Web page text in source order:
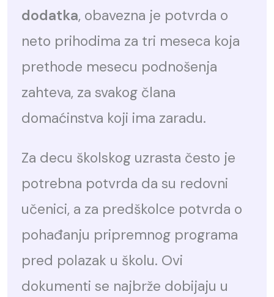
dodatka, obavezna je potvrda o
neto prihodima za tri meseca koja
prethode mesecu podnošenja
zahteva, za svakog člana
domaćinstva koji ima zaradu.
Za decu školskog uzrasta često je
potrebna potvrda da su redovni
učenici, a za predškolce potvrda o
pohađanju pripremnog programa
pred polazak u školu. Ovi
dokumenti se najbrže dobijaju u